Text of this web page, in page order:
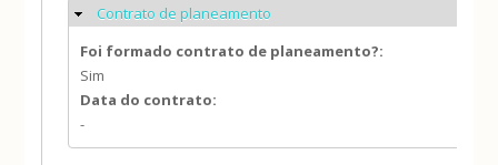
Ocultar
Contrato de planeamento
Foi formado contrato de planeamento?:
Sim
Data do contrato:
-